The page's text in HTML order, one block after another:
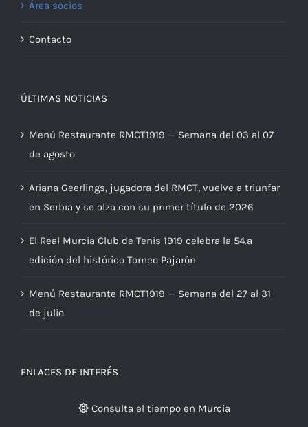
Área socios
Contacto
ÚLTIMAS NOTICIAS
Menú Restaurante RMCT1919 — Semana del 03 al 07
de agosto
Ariana Geerlings, jugadora del RMCT, vuelve a triunfar
en Serbia y se alza con su primer título de 2026
El Real Murcia Club de Tenis 1919 celebra la 54.ª
edición del histórico Torneo Pajarón
Menú Restaurante RMCT1919 — Semana del 27 al 31
de julio
ENLACES DE INTERÉS
Consulta el tiempo en Murcia